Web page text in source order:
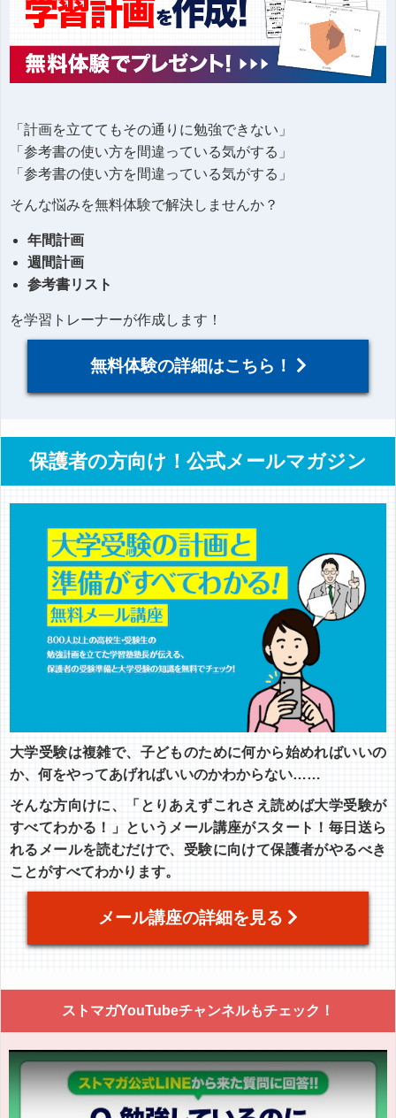
「計画を立ててもその通りに勉強できない」
「参考書の使い方を間違っている気がする」
「参考書の使い方を間違っている気がする」
そんな悩みを無料体験で解決しませんか？
年間計画
週間計画
参考書リスト
を学習トレーナーが作成します！
無料体験の詳細はこちら！
保護者の方向け！公式メールマガジン
大学受験は複雑で、子どものために何から始めればいいの
か、何をやってあげればいいのかわからない……
そんな方向けに、「とりあえずこれさえ読めば大学受験が
すべてわかる！」というメール講座がスタート！毎日送ら
れるメールを読むだけで、受験に向けて保護者がやるべき
ことがすべてわかります。
メール講座の詳細を見る
ストマガYouTubeチャンネルもチェック！